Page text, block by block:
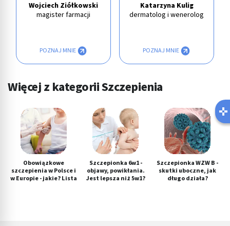
Wojciech Ziółkowski
magister farmacji
POZNAJ MNIE
Katarzyna Kulig
dermatolog i wenerolog
POZNAJ MNIE
Więcej z kategorii Szczepienia
Obowiązkowe
szczepienia w Polsce i
w Europie - jakie? Lista
Szczepionka 6w1 -
objawy, powikłania.
Jest lepsza niż 5w1?
Szczepionka WZW B -
skutki uboczne, jak
długo działa?